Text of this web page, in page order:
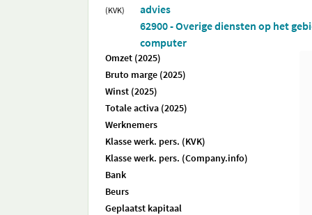
(KVK)
advies
62900 - Overige diensten op het
computer
Omzet (2025)
Bruto marge (2025)
Winst (2025)
Totale activa (2025)
Werknemers
Klasse werk. pers. (KVK)
Klasse werk. pers. (Company.info)
Bank
Beurs
Geplaatst kapitaal